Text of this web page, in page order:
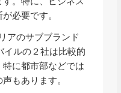
必要です。
アのサブブランド
イルの２社は比較的
に都市部などでは
もあります。